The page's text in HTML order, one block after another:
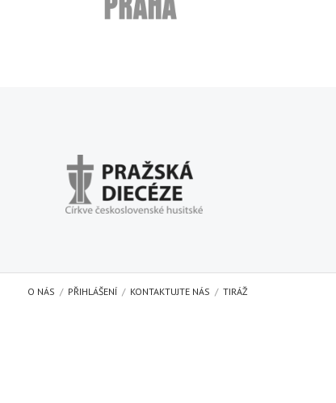
O NÁS PŘIHLÁŠENÍ KONTAKTUJTE NÁS TIRÁŽ